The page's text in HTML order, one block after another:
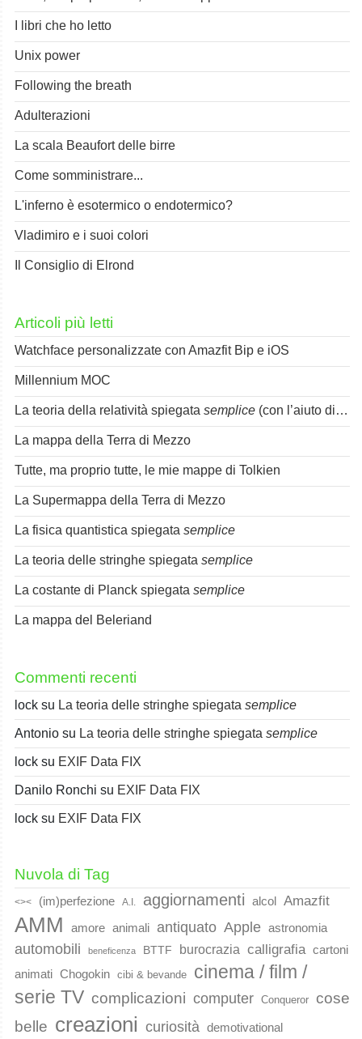
I libri che ho letto
Unix power
Following the breath
Adulterazioni
La scala Beaufort delle birre
Come somministrare...
L'inferno è esotermico o endotermico?
Vladimiro e i suoi colori
Il Consiglio di Elrond
Articoli più letti
Watchface personalizzate con Amazfit Bip e iOS
Millennium MOC
La teoria della relatività spiegata semplice (con l’aiuto di Spok)
La mappa della Terra di Mezzo
Tutte, ma proprio tutte, le mie mappe di Tolkien
La Supermappa della Terra di Mezzo
La fisica quantistica spiegata semplice
La teoria delle stringhe spiegata semplice
La costante di Planck spiegata semplice
La mappa del Beleriand
Commenti recenti
lock su La teoria delle stringhe spiegata semplice
Antonio su La teoria delle stringhe spiegata semplice
lock su EXIF Data FIX
Danilo Ronchi su EXIF Data FIX
lock su EXIF Data FIX
Nuvola di Tag
<>< (im)perfezione A.I. aggiornamenti alcol Amazfit
AMM amore animali antiquato Apple astronomia
automobili beneficenza BTTF burocrazia calligrafia cartoni
animati Chogokin cibi & bevande
cinema / film /
serie TV complicazioni computer Conqueror
cose
belle creazioni curiosità demotivational